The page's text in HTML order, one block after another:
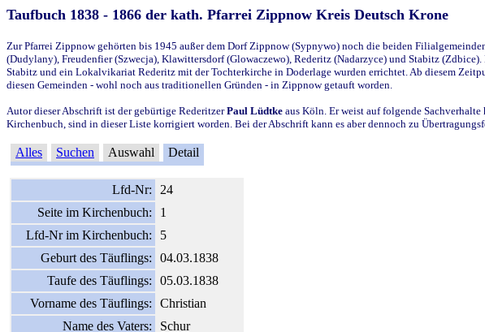
Taufbuch 1838 - 1866 der kath. Pfarrei Zippnow Kreis Deutsch Krone
Zur Pfarrei Zippnow gehörten bis 1945 außer dem Dorf Zippnow (Sypnywo) noch die beiden
(Dudylany), Freudenfier (Szwecja), Klawittersdorf (Glowaczewo), Rederitz (Nadarzyce) und Stabitz
Stabitz und ein Lokalvikariat Rederitz mit der Tochterkirche in Doderlage wurden errichtet. Ab diesem
diesen Gemeinden - wohl noch aus traditionellen Gründen - in Zippnow getauft worden.
Autor dieser Abschrift ist der gebürtige RederitzerPaul Lüdtke aus Köln. Er weist auf folgende
Kirchenbuch, sind in dieser Liste korrigiert worden. Bei der Abschrift kann es aber dennoch zu
Alles Suchen Auswahl Detail
Lfd-Nr:
24
Seite im Kirchenbuch:
1
Lfd-Nr im Kirchenbuch:
5
Geburt des Täuflings:
04.03.1838
Taufe des Täuflings:
05.03.1838
Vorname des Täuflings:
Christian
Name des Vaters:
Schur